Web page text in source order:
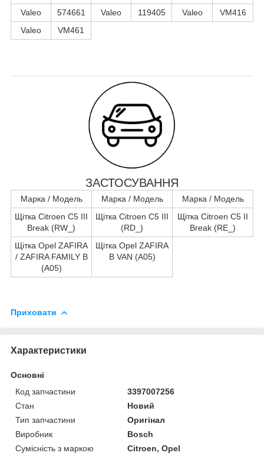
Valeo
574661 Valeo 119405 Valeo
VM416
Valeo
VM461
ЗАСТОСУВАННЯ
Марка / Модель Марка / Модель
Марка / Модель
Щітка Citroen C5 III
Break (RW_)
Щітка Citroen C5 III
(RD_)
Щітка Citroen C5 II
Break (RE_)
Щітка Opel ZAFIRA
/ ZAFIRA FAMILY B
(A05)
Щітка Opel ZAFIRA
B VAN (A05)
Приховати
Характеристики
Основні
Код запчастини
3397007256
Стан
Новий
Тип запчастини
Оригінал
Виробник
Bosch
Сумісність з маркою
Citroen, Opel